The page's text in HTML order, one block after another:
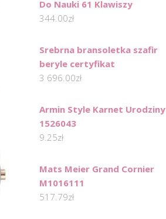
Do Nauki 61 Klawiszy
344.00zł
Srebrna bransoletka szafir
beryle certyfikat
3 696.00zł
Armin Style Karnet Urodziny
1526043
9.25zł
Mats Meier Grand Cornier
M1016111
517.79zł